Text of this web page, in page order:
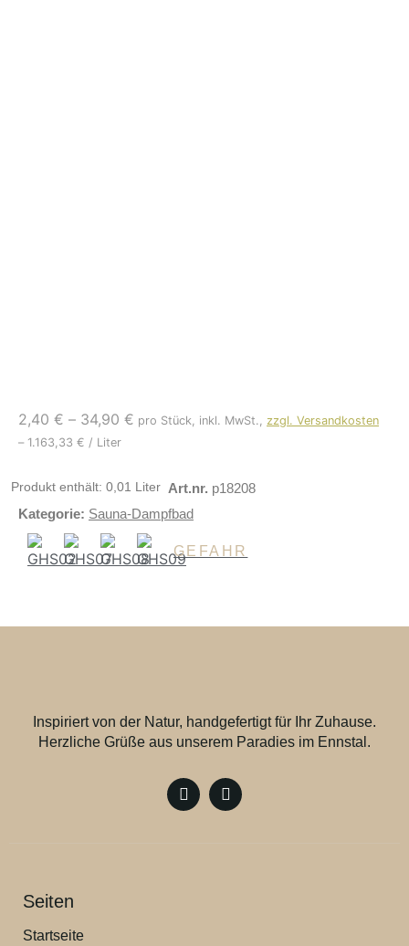
2,40 € – 34,90 € pro Stück, inkl. MwSt., zzgl. Versandkosten
– 1.163,33 € / Liter
Produkt enthält: 0,01 Liter Art.nr. p18208
Kategorie: Sauna-Dampfbad
GEFAHR
Inspiriert von der Natur, handgefertigt für Ihr Zuhause.
Herzliche Grüße aus unserem Paradies im Ennstal.
Seiten
Startseite